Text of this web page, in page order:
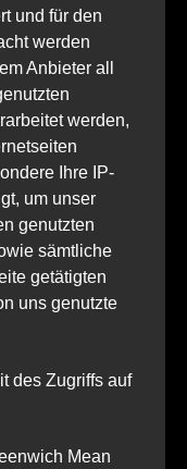
und für den
werden
Anbieter all
werden,
Ihre IP-
um unser
genutzten
sämtliche
getätigten
uns genutzte
des Zugriffs auf
Mean